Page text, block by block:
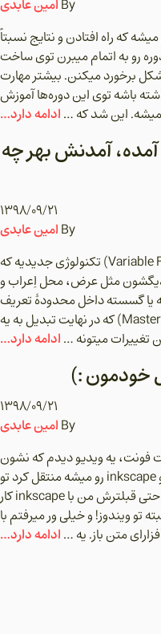
Byامین عابدی
که راه افتادن و نتایج نسبتاً
رو به اتمام میبرن توی ساخت
برخورد میکنن. بیشتر مهارت
باشه توی این دوره‌ها آموزش
این شد که …ادامه دارد…
آمدنش بهر چه
۱۳۹۸/۰۹/۲۱
Byامین عابدی
فونت متغیر چیست؟ فونت متغیر (Variable Font) تکنولوژی جدیدیه که
دیگشون مثل عرض، محل اِعراب و
یا گسسته داخل محدودۀ تعریف
شده توسط چند فونت جداگانه اصلی(Master) که در نهایت تبدیل به یه
تغییرات میتونه …ادامه دارد…
خودمون :)
۱۳۹۸/۰۹/۲۱
Byامین عابدی
فونت، یه ویدیو دیدم که نشون
میداد چطور حروف طراحی شده تو inkscape رو میشه منتقل کرد تو
نرم‌افزار fontforge؛ اون موقع و حتی قبلترش من با inkscape کار
تو ویندوز! و خیلی ور میرفتم با
متن باز. یه …ادامه دارد…